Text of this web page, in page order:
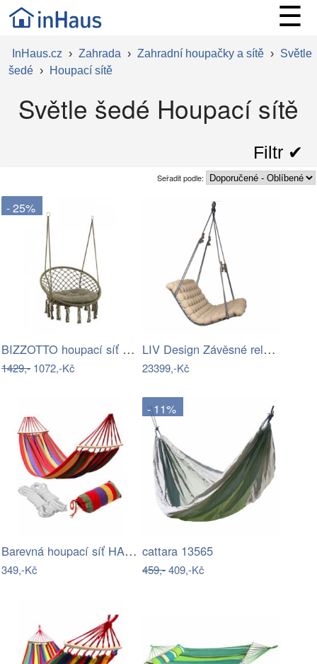
☰
InHaus.cz › Zahrada › Zahradní houpačky a sítě › Světle
šedé › Houpací sítě
Světle šedé Houpací sítě
Filtr ✔︎
Seřadit podle:
- 25%
BIZZOTTO houpací síť JAVIER zelená…
1429,- 1072,-Kč
LIV Design Závěsné relaxační lehátko…
23399,-Kč
Barevná houpací síť HAMAK pro 2 osoby…
349,-Kč
- 11%
cattara 13565
459,-409,-Kč